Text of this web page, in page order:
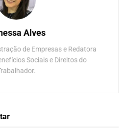
Alves
de Empresas e Redatora
Sociais e Direitos do